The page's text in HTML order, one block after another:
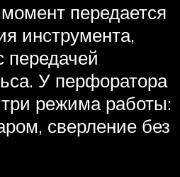
передается
инструмента,
передачей
У перфоратора
режима работы:
сверление без